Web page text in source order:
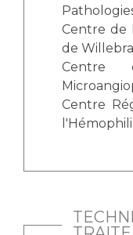
Protection
Sécurité
Lieu de santé
Centre de
de
Centre
Centre